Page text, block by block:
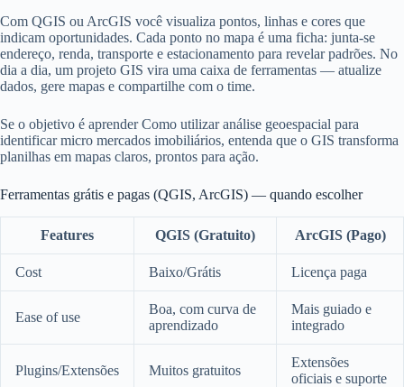
Com QGIS ou ArcGIS você visualiza pontos, linhas e cores que
indicam oportunidades. Cada ponto no mapa é uma ficha: junta-se
endereço, renda, transporte e estacionamento para revelar padrões. No
dia a dia, um projeto GIS vira uma caixa de ferramentas — atualize
dados, gere mapas e compartilhe com o time.
Se o objetivo é aprender Como utilizar análise geoespacial para
identificar micro mercados imobiliários, entenda que o GIS transforma
planilhas em mapas claros, prontos para ação.
Ferramentas grátis e pagas (QGIS, ArcGIS) — quando escolher
Features QGIS (Gratuito) ArcGIS (Pago)
Cost Baixo/Grátis Licença paga
Ease of use
Boa, com curva de
aprendizado
Mais guiado e
integrado
Plugins/Extensões Muitos gratuitos
Extensões
oficiais e suporte